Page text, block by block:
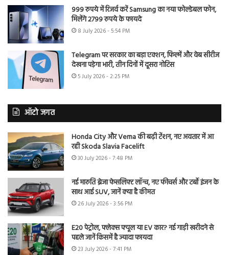
999 रुपये में रिजर्व करें Samsung का नया फोल्डेबल फोन,
मिलेंगे 2799 रुपये के फायदे
8 July 2026 - 5:54 PM
Telegram पर सरकार का बड़ा एक्शन, फिल्में और वेब सीरीज
देखना पड़ेगा भारी, तीन दिनों में दूसरा नोटिस
5 July 2026 - 2:25 PM
ऑटो जगत
Honda City और Verna की बढ़ी टेंशन, नए अवतार में आ
रही Skoda Slavia Facelift
30 July 2026 - 7:48 PM
नई मारुति ब्रेजा फेसलिफ्ट लॉन्च, नए फीचर्स और टर्बो इंजन के
साथ आई SUV, जानें क्या है कीमत
26 July 2026 - 3:56 PM
E20 पेट्रोल, फ्लेक्स फ्यूल या EV कार? नई गाड़ी खरीदने से
पहले जानें किसमें है ज्यादा फायदा
23 July 2026 - 7:41 PM